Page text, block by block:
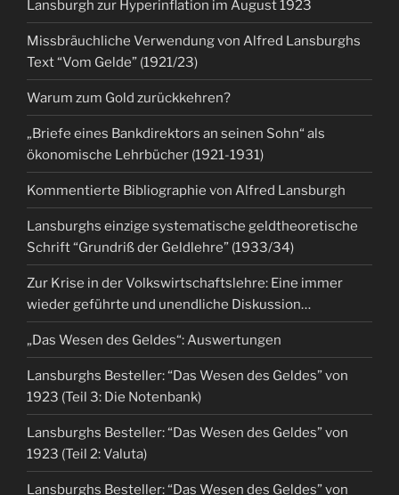
Lansburgh zur Hyperinflation im August 1923
Missbräuchliche Verwendung von Alfred Lansburghs
Text “Vom Gelde” (1921/23)
Warum zum Gold zurückkehren?
„Briefe eines Bankdirektors an seinen Sohn“ als
ökonomische Lehrbücher (1921-1931)
Kommentierte Bibliographie von Alfred Lansburgh
Lansburghs einzige systematische geldtheoretische
Schrift “Grundriß der Geldlehre” (1933/34)
Zur Krise in der Volkswirtschaftslehre: Eine immer
wieder geführte und unendliche Diskussion…
„Das Wesen des Geldes“: Auswertungen
Lansburghs Besteller: “Das Wesen des Geldes” von
1923 (Teil 3: Die Notenbank)
Lansburghs Besteller: “Das Wesen des Geldes” von
1923 (Teil 2: Valuta)
Lansburghs Besteller: “Das Wesen des Geldes” von